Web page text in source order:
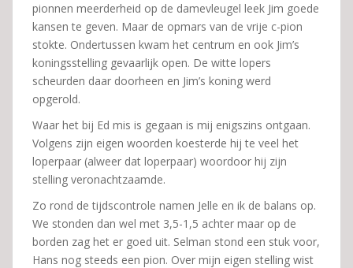
pionnen meerderheid op de damevleugel leek Jim goede
kansen te geven. Maar de opmars van de vrije c-pion
stokte. Ondertussen kwam het centrum en ook Jim’s
koningsstelling gevaarlijk open. De witte lopers
scheurden daar doorheen en Jim’s koning werd
opgerold.
Waar het bij Ed mis is gegaan is mij enigszins ontgaan.
Volgens zijn eigen woorden koesterde hij te veel het
loperpaar (alweer dat loperpaar) woordoor hij zijn
stelling veronachtzaamde.
Zo rond de tijdscontrole namen Jelle en ik de balans op.
We stonden dan wel met 3,5-1,5 achter maar op de
borden zag het er goed uit. Selman stond een stuk voor,
Hans nog steeds een pion. Over mijn eigen stelling wist